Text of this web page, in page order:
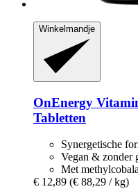
Winkelmandje
OnEnergy
Tabletten
Synergetische
Vegan & zonder
Met
€ 12,89 (€ 88,29 / kg)